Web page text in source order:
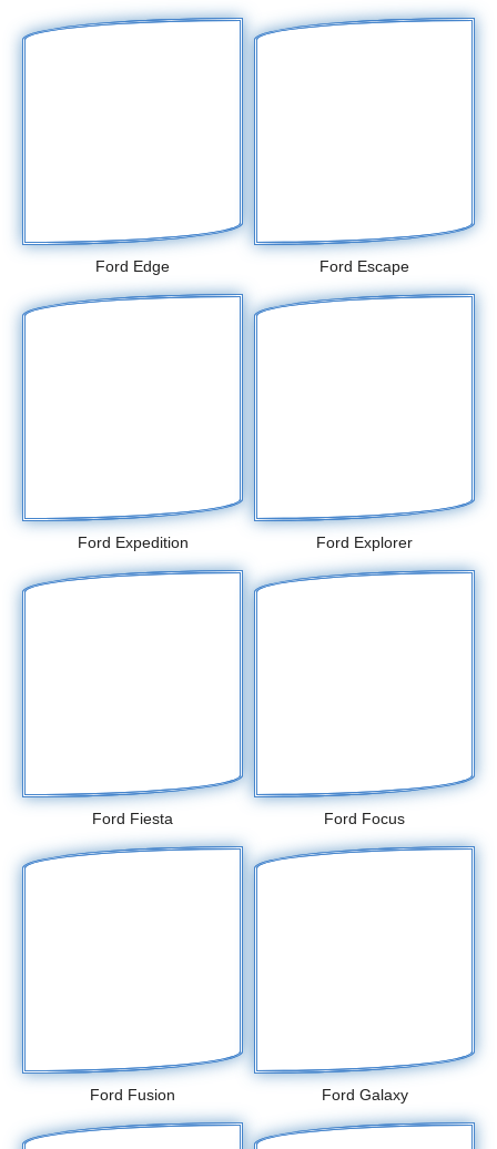
Ford Edge Ford Escape
Ford Expedition Ford Explorer
Ford Fiesta Ford Focus
Ford Fusion Ford Galaxy